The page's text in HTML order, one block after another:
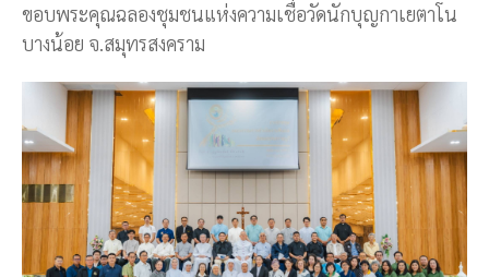
ขอบพระคุณฉลองชุมชนแห่งความเชื่อวัดนักบุญกาเยตาโน
บางน้อย จ.สมุทรสงคราม